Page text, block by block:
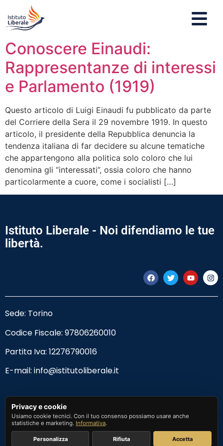
Conoscere Einaudi:
Rappresentanze di interessi
e Parlamento (1919)
Questo articolo di Luigi Einaudi fu pubblicato da parte
del Corriere della Sera il 29 novembre 1919. In questo
articolo, il presidente della Repubblica denuncia la
tendenza italiana di far decidere su alcune tematiche
che appartengono alla politica solo coloro che lui
denomina gli “interessati”, ossia coloro che hanno
particolarmente a cuore, come i socialisti […]
Istituto Liberale - Noi difendiamo le tue
libertà.
Sede: Torino
Codice Fiscale: 97806260010
Partita Iva: 12276790016
E-mail: info@istitutoliberale.it
Privacy Policy
Privacy e cookie
Usiamo cookie tecnici. Con il tuo consenso possiamo usare anche
statistiche e marketing. Informativa.
Personalizza Rifiuta Accetta